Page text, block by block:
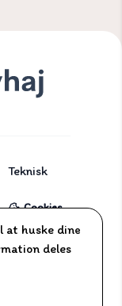
at huske dine
deles
Teknisk
Cookies